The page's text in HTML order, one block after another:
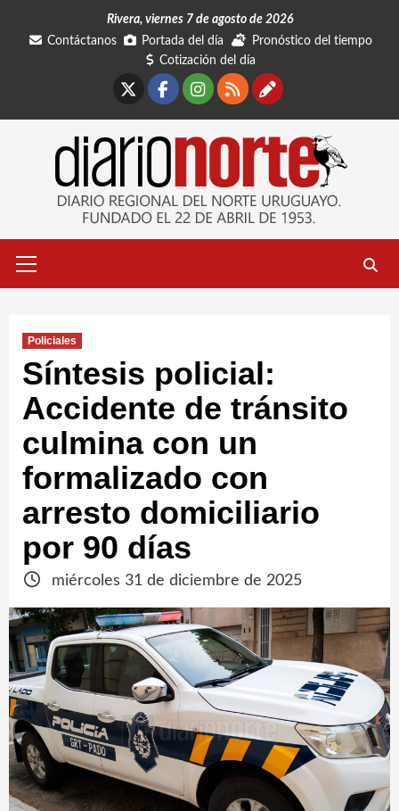
Rivera, viernes 7 de agosto de 2026
Contáctanos
Portada del día
Pronóstico del tiempo
Cotización del día
Facebook
Instagram
RSSContáctanos
primario
Policiales
Síntesis policial:
Accidente de tránsito
culmina con un
formalizado con
arresto domiciliario
por 90 días
miércoles 31 de diciembre de 2025